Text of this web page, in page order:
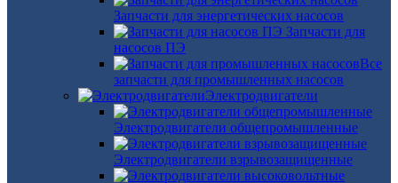
Запчасти для энергетических насосов
Запчасти для
насосов ПЭ
Все
запчасти для промышленных насосов
Электродвигатели
Электродвигатели общепромышленные
Электродвигатели взрывозащищенные